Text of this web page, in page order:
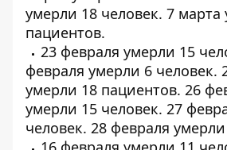
умерли 18 человек. 7 марта
пациентов.
23 февраля умерли 15
февраля умерли 6 человек.
умерли 18 пациентов. 26
умерли 15 человек. 27
человек. 28 февраля умерли